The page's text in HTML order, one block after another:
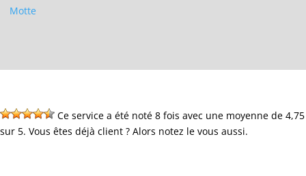
Motte
Ce service a été noté 8 fois avec une moyenne de 4,75
sur 5. Vous êtes déjà client ? Alors notez le vous aussi.